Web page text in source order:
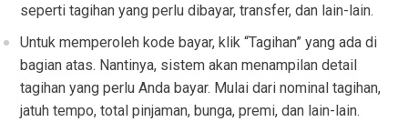
seperti tagihan yang perlu dibayar, transfer, dan lain-lain.
Untuk memperoleh kode bayar, klik “Tagihan” yang ada di
bagian atas. Nantinya, sistem akan menampilan detail
tagihan yang perlu Anda bayar. Mulai dari nominal tagihan,
jatuh tempo, total pinjaman, bunga, premi, dan lain-lain.